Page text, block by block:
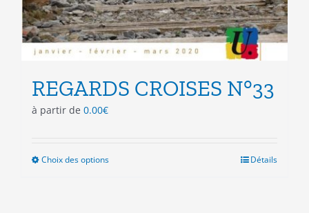
REGARDS CROISES N°33
à partir de 0.00€
Choix des optionsCe
Détails